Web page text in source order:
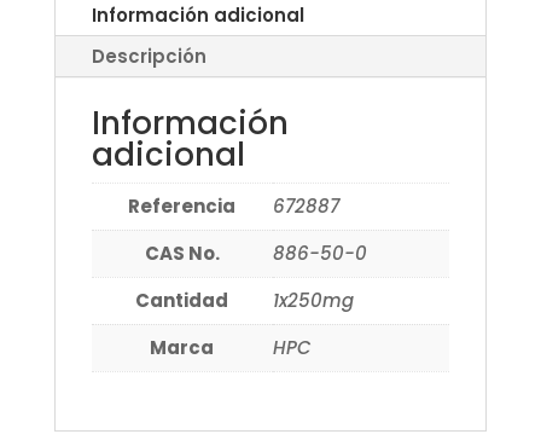
Información adicional
Descripción
Información
adicional
Referencia
672887
CAS No.
886-50-0
Cantidad
1x250mg
Marca
HPC